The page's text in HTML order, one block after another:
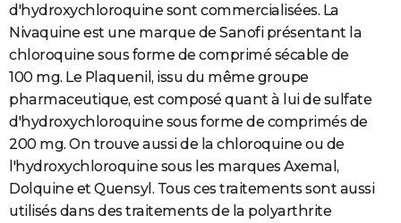
d'hydroxychloroquine sont commercialisées. La
Nivaquine est une marque de Sanofi présentant la
chloroquine sous forme de comprimé sécable de
100 mg. Le Plaquenil, issu du même groupe
pharmaceutique, est composé quant à lui de sulfate
d'hydroxychloroquine sous forme de comprimés de
200 mg. On trouve aussi de la chloroquine ou de
l'hydroxychloroquine sous les marques Axemal,
Dolquine et Quensyl. Tous ces traitements sont aussi
utilisés dans des traitements de la polyarthrite